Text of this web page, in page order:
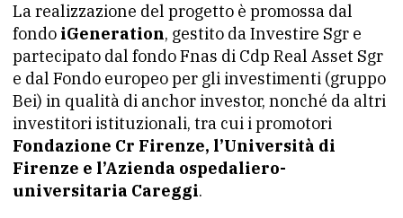
La realizzazione del progetto è promossa dal
fondo iGeneration, gestito da Investire Sgr e
partecipato dal fondo Fnas di Cdp Real Asset Sgr
e dal Fondo europeo per gli investimenti (gruppo
Bei) in qualità di anchor investor, nonché da altri
investitori istituzionali, tra cui i promotori
Fondazione Cr Firenze, l’Università di
Firenze e l’Azienda ospedaliero-
universitaria Careggi.